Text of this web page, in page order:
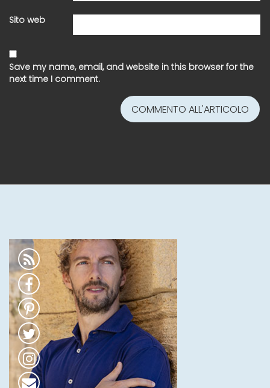
Sito web
Save my name, email, and website in this browser for the
next time I comment.